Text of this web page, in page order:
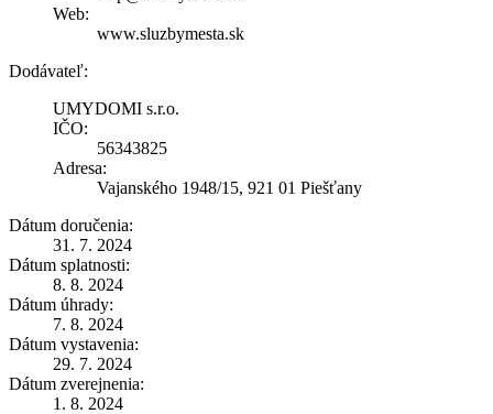
Web:
www.sluzbymesta.sk
Dodávateľ:
UMYDOMI s.r.o.
IČO:
56343825
Adresa:
Vajanského 1948/15, 921 01 Piešťany
Dátum doručenia:
31. 7. 2024
Dátum splatnosti:
8. 8. 2024
Dátum úhrady:
7. 8. 2024
Dátum vystavenia:
29. 7. 2024
Dátum zverejnenia:
1. 8. 2024